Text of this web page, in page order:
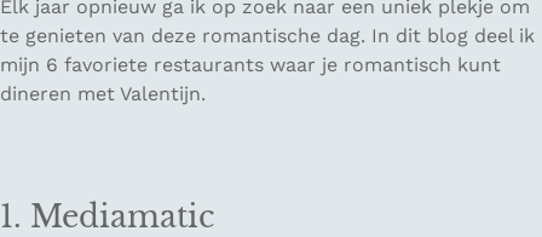
Elk jaar opnieuw ga ik op zoek naar een uniek plekje om
te genieten van deze romantische dag. In dit blog deel ik
mijn 6 favoriete restaurants waar je romantisch kunt
dineren met Valentijn.
1. Mediamatic